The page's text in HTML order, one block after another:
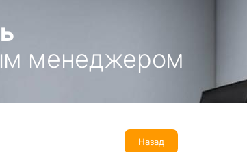
менеджером
Назад